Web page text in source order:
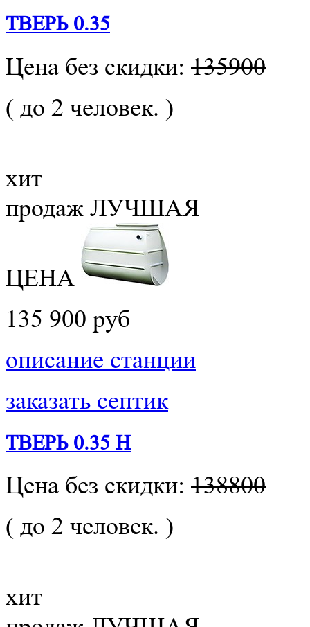
ТВЕРЬ 0.35
Цена без скидки: 135900
( до 2 человек. )
хит
продаж ЛУЧШАЯ
ЦЕНА
135 900 руб
описание станции
заказать септик
ТВЕРЬ 0.35 Н
Цена без скидки: 138800
( до 2 человек. )
хит